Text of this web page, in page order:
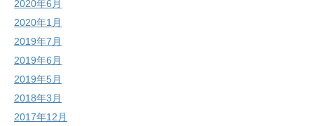
2020年6月
2020年1月
2019年7月
2019年6月
2019年5月
2018年3月
2017年12月